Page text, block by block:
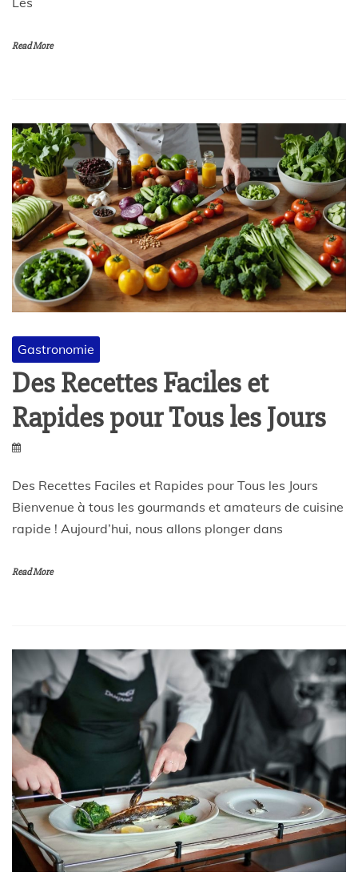
Read More
Gastronomie
Des Recettes Faciles et
Rapides pour Tous les Jours
Des Recettes Faciles et Rapides pour Tous les Jours
Bienvenue à tous les gourmands et amateurs de cuisine
rapide ! Aujourd’hui, nous allons plonger dans
Read More